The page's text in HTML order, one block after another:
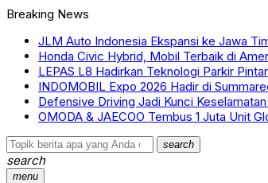
Breaking News
JLM Auto Indonesia Ekspansi ke Jawa
Honda Civic Hybrid, Mobil Terbaik di
LEPAS L8 Hadirkan Teknologi Parkir
INDOMOBIL Expo 2026 Hadir di
Defensive Driving Jadi Kunci
OMODA & JAECOO Tembus 1 Juta Unit
search
search
menu